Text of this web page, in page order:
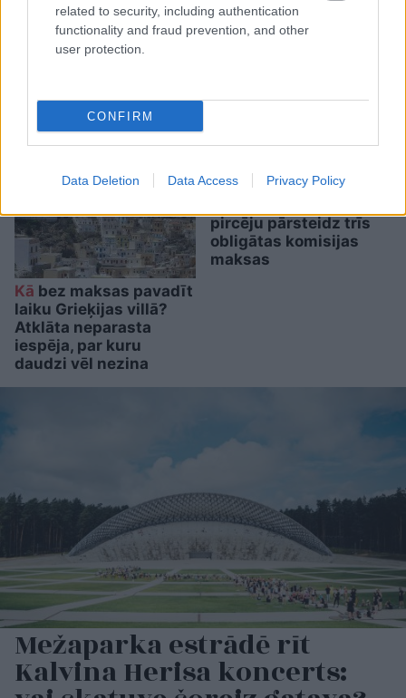
related to security, including authentication
functionality and fraud prevention, and other
user protection.
CONFIRM
Data Deletion Data Access Privacy Policy
Pircēji pamanījuši, ka
Latvijas veikalos zog
pavisam neparastu
Kā bez maksas pavadīt
laiku Grieķijas villā?
Atklāta neparasta
iespēja, par kuru
daudzi vēl nezina
Biļete maksā 89 eiro,
pircēju pārsteidz trīs
obligātas komisijas
maksas
Mežaparka estrādē rīt
Kalvina Herisa koncerts: